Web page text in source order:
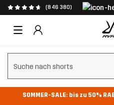
(846 380)
Suchfilter löschen
SOMMER-SALE: bis zu 50%